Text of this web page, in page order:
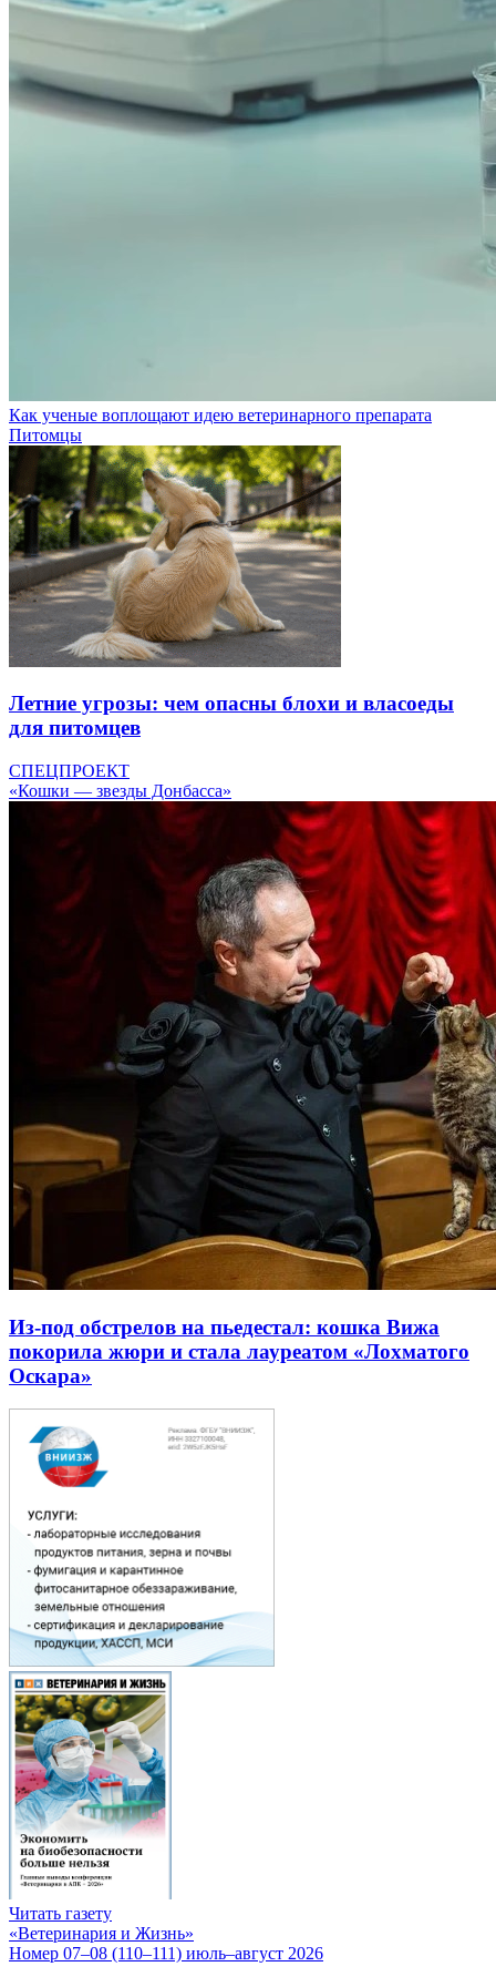
Как ученые воплощают идею ветеринарного препарата
Питомцы
Летние угрозы: чем опасны блохи и власоеды
для питомцев
СПЕЦПРОЕКТ
«Кошки — звезды Донбасса»
Из-под обстрелов на пьедестал: кошка Вижа
покорила жюри и стала лауреатом «Лохматого
Оскара»
Читать газету
«Ветеринария и Жизнь»
Номер 07–08 (110–111) июль–август 2026